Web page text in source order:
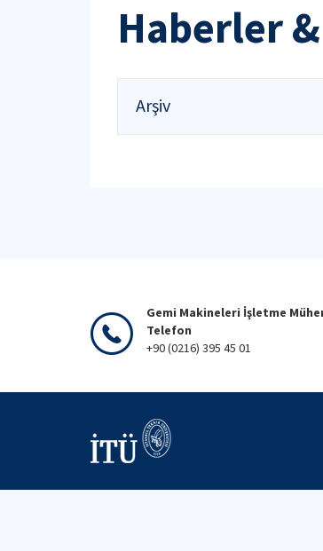
Haberler
Arşiv
Gemi Makineleri İşletme
Telefon
+90 (0216) 395 45 01